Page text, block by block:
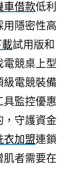
車借款低利
用隱密性高
試用版和
競桌上型
級電競裝備
具監控優惠
，守護資金
衣加盟連鎖
肌者需要在